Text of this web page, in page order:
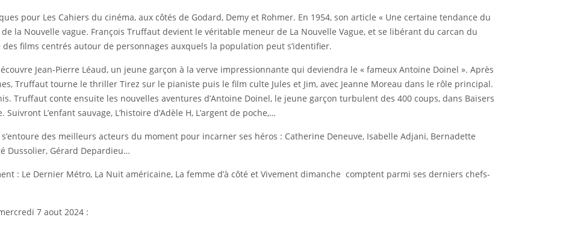
pour Les Cahiers du cinéma, aux côtés de Godard, Demy et Rohmer. En 1954, son article « Une certaine tendance du
la Nouvelle vague. François Truffaut devient le véritable meneur de La Nouvelle Vague, et se libérant du carcan du
films centrés autour de personnages auxquels la population peut s’identifier.
Jean-Pierre Léaud, un jeune garçon à la verve impressionnante qui deviendra le « fameux Antoine Doinel ». Après
Truffaut tourne le thriller Tirez sur le pianiste puis le film culte Jules et Jim, avec Jeanne Moreau dans le rôle principal.
Truffaut conte ensuite les nouvelles aventures d’Antoine Doinel, le jeune garçon turbulent des 400 coups, dans Baisers
L’enfant sauvage, L’histoire d’Adèle H, L’argent de poche,…
des meilleurs acteurs du moment pour incarner ses héros : Catherine Deneuve, Isabelle Adjani, Bernadette
Dussolier, Gérard Depardieu…
: Le Dernier Métro, La Nuit américaine, La femme d’à côté et Vivement dimanche comptent parmi ses derniers chefs-
7 aout 2024 :